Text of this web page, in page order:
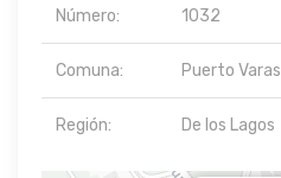
Número: 1032
Comuna: Puerto Varas
Región: De los Lagos